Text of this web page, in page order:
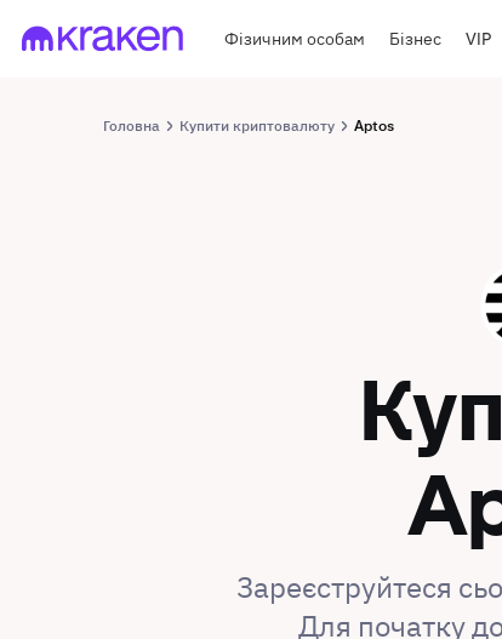
Фізичним особам Бізнес VIP
Головна Купити криптовалюту Aptos
Зареєструйтеся
Для початку